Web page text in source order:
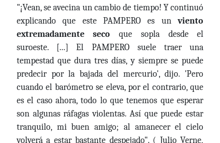
"¡Vean, se avecina un cambio de tiempo! Y continuó
explicando que este PAMPERO es unviento
extremadamente seco que sopla desde el
suroeste. [...] El PAMPERO suele traer una
tempestad que dura tres días, y siempre se puede
predecir por la bajada del mercurio', dijo. 'Pero
cuando el barómetro se eleva, por el contrario, que
es el caso ahora, todo lo que tenemos que esperar
son algunas ráfagas violentas. Así que puede estar
tranquilo, mi buen amigo; al amanecer el cielo
volverá a estar bastante despejado". ( Julio Verne,